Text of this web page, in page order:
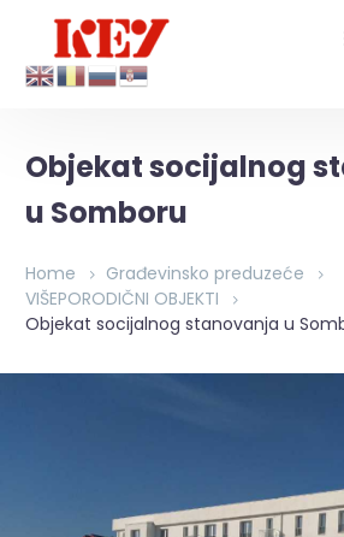
Objekat socijalnog
u Somboru
Home
Građevinsko preduzeće
VIŠEPORODIČNI OBJEKTI
Objekat socijalnog stanovanja u